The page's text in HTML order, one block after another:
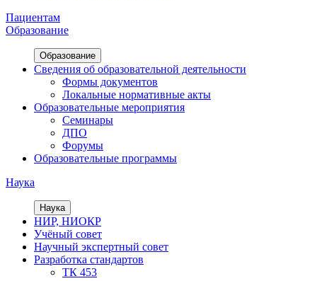
Пациентам
Образование
Образование
Сведения об образовательной деятельности
Формы документов
Локальные нормативные акты
Образовательные мероприятия
Семинары
ДПО
Форумы
Образовательные программы
Наука
Наука
НИР, НИОКР
Учёный совет
Научный экспертный совет
Разработка стандартов
ТК 453